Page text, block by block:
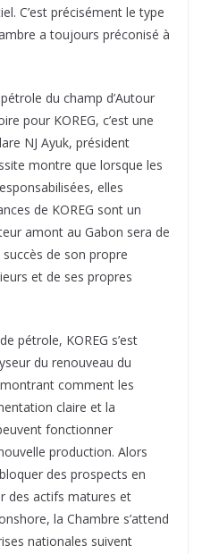
C’est précisément le type
a toujours préconisé à
du champ d’Autour
pour KOREG, c’est une
NJ Ayuk, président
montre que lorsque les
elles
de KOREG sont un
amont au Gabon sera de
de son propre
et de ses propres
pétrole, KOREG s’est
du renouveau du
comment les
claire et la
fonctionner
production. Alors
des prospects en
des actifs matures et
la Chambre s’attend
nationales suivent